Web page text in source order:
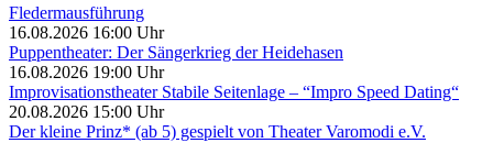
Fledermausführung
16.08.2026 16:00 Uhr
Puppentheater: Der Sängerkrieg der Heidehasen
16.08.2026 19:00 Uhr
Improvisationstheater Stabile Seitenlage – “Impro Speed Dating“
20.08.2026 15:00 Uhr
Der kleine Prinz* (ab 5) gespielt von Theater Varomodi e.V.